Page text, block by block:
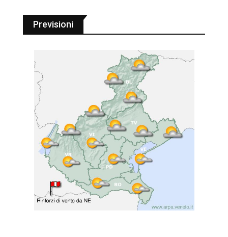
Previsioni